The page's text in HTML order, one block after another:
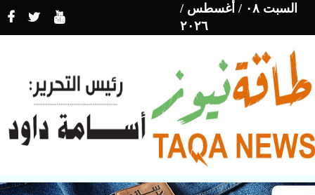
السبت ٠٨ / أغسطس /
٢٠٢٦